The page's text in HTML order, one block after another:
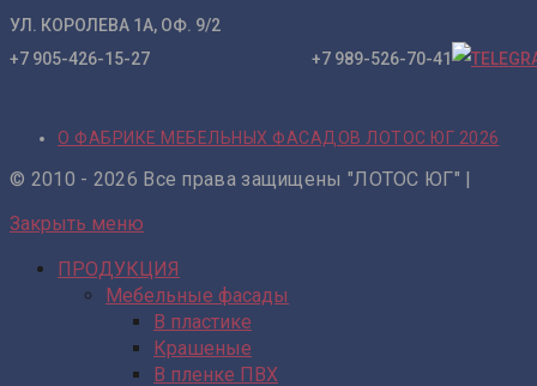
УЛ. КОРОЛЕВА 1А, ОФ. 9/2
+7 905-426-15-27 +7 989-526-70-41
О ФАБРИКЕ МЕБЕЛЬНЫХ ФАСАДОВ ЛОТОС ЮГ 2026
© 2010 - 2026 Все права защищены "ЛОТОС ЮГ" |
Закрыть меню
ПРОДУКЦИЯ
Мебельные фасады
В пластике
Крашеные
В пленке ПВХ